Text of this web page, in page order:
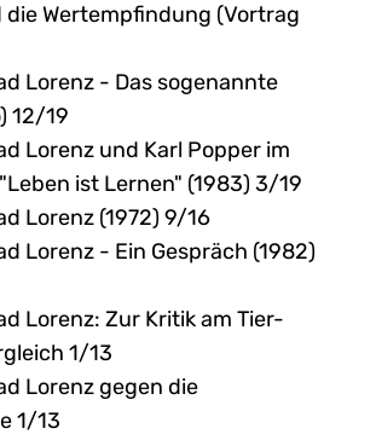
die Wertempfindung (Vortrag
Lorenz - Das sogenannte
12/19
Lorenz und Karl Popper im
ist Lernen" (1983) 3/19
Lorenz (1972) 9/16
Lorenz - Ein Gespräch (1982)
Lorenz: Zur Kritik am Tier-
1/13
Lorenz gegen die
1/13